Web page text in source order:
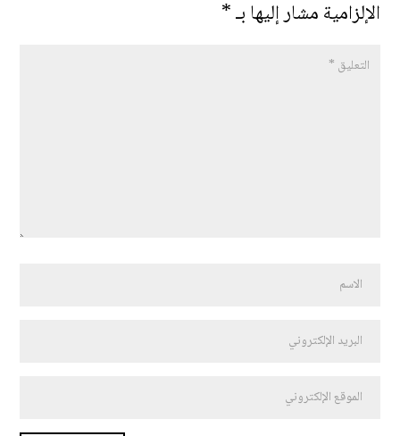
الإلزامية مشار إليها بـ*